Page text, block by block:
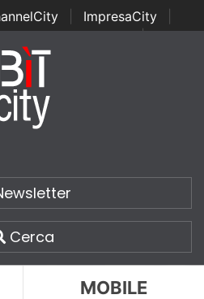
ImpresaCity
Channel Awards | Italian
Security Awards
Cerca
MOBILE